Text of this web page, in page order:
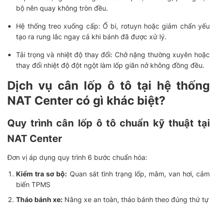
bộ nên quay không tròn đều.
Hệ thống treo xuống cấp: Ổ bi, rotuyn hoặc giảm chấn yếu
tạo ra rung lắc ngay cả khi bánh đã được xử lý.
Tải trọng và nhiệt độ thay đổi: Chở nặng thường xuyên hoặc
thay đổi nhiệt độ đột ngột làm lốp giãn nở không đồng đều.
Dịch vụ cân lốp ô tô tại hệ thống
NAT Center có gì khác biệt?
Quy trình cân lốp ô tô chuẩn kỹ thuật tại
NAT Center
Đơn vị áp dụng quy trình 6 bước chuẩn hóa:
Kiểm tra sơ bộ: Quan sát tình trạng lốp, mâm, van hơi, cảm
biến TPMS
Tháo bánh xe: Nâng xe an toàn, tháo bánh theo đúng thứ tự